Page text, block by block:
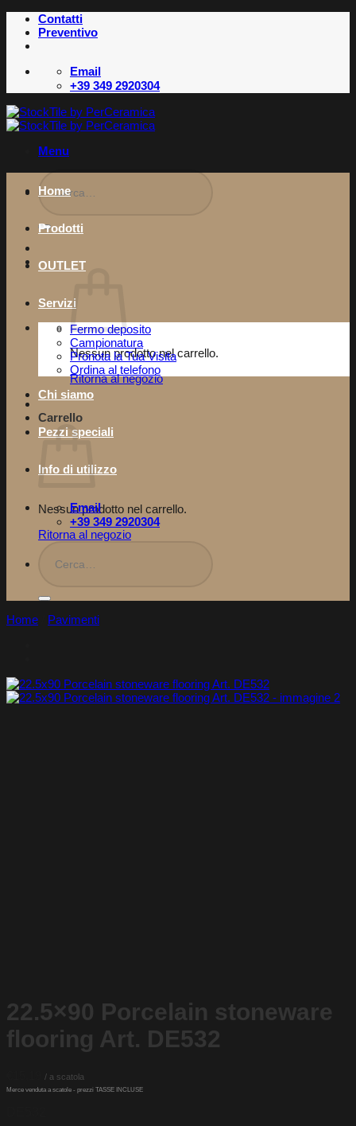
Salta
contenuti
Contatti
Preventivo
Email
+39 349 2920304
Menu
Cerca:
Nessun prodotto nel carrello.
Ritorna al negozio
Carrello
Nessun prodotto nel carrello.
Ritorna al negozio
Home
Prodotti
OUTLET
Servizi
Fermo deposito
Campionatura
Pronota la Tua Visita​
Ordina al telefono
Chi siamo
Pezzi speciali
Info di utilizzo
Email
+39 349 2920304
Home Pavimenti
22.5×90 Porcelain stoneware
flooring Art. DE532